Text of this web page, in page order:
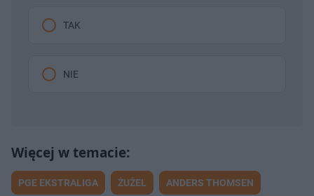
TAK
NIE
PGE EKSTRALIGA ŻUŻEL ANDERS THOMSEN